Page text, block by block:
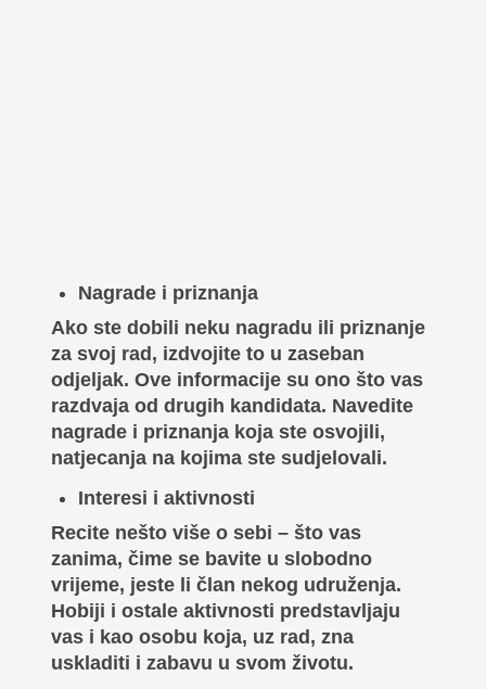
Nagrade i priznanja
Ako ste dobili neku nagradu ili priznanje
za svoj rad, izdvojite to u zaseban
odjeljak. Ove informacije su ono što vas
razdvaja od drugih kandidata. Navedite
nagrade i priznanja koja ste osvojili,
natjecanja na kojima ste sudjelovali.
Interesi i aktivnosti
Recite nešto više o sebi – što vas
zanima, čime se bavite u slobodno
vrijeme, jeste li član nekog udruženja.
Hobiji i ostale aktivnosti predstavljaju
vas i kao osobu koja, uz rad, zna
uskladiti i zabavu u svom životu.